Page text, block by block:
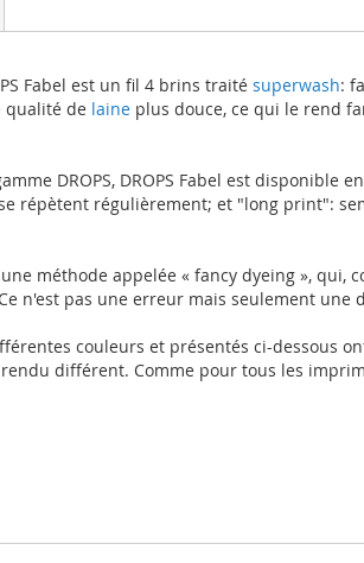
Fabel est un fil 4 brins traité superwash:
qualité de laine plus douce, ce qui le rend
DROPS, DROPS Fabel est
répètent régulièrement; et "long print":
méthode appelée « fancy dyeing »,
n'est pas une erreur mais seulement une
couleurs et présentés ci-dessous
différent. Comme pour tous les